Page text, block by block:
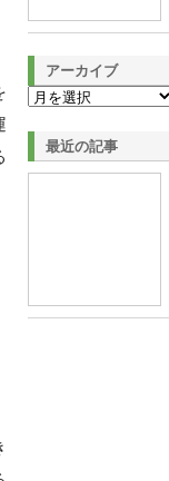
アーカイブ
最近の記事